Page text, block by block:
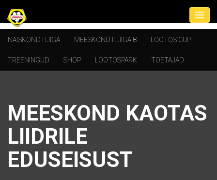
NAISKOND I LIIGA MEESKOND II LIIGA B LOOTOS CUP
TREENINGUD SHOP LOOTOSPARK TOETAJAD
MEESKOND KAOTAS
LIIDRILE
EDUSEISUST